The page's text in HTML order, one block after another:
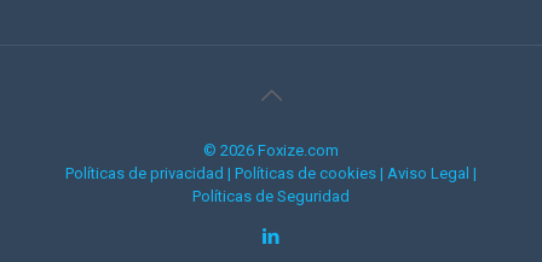
© 2026 Foxize.com
Políticas de privacidad | Políticas de cookies | Aviso Legal |
Políticas de Seguridad